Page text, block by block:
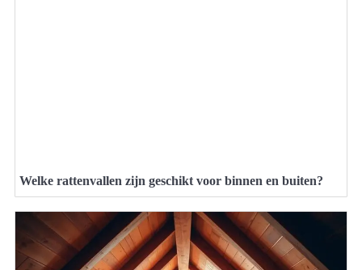
Welke rattenvallen zijn geschikt voor binnen en buiten?